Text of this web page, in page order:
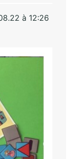
à 12:26